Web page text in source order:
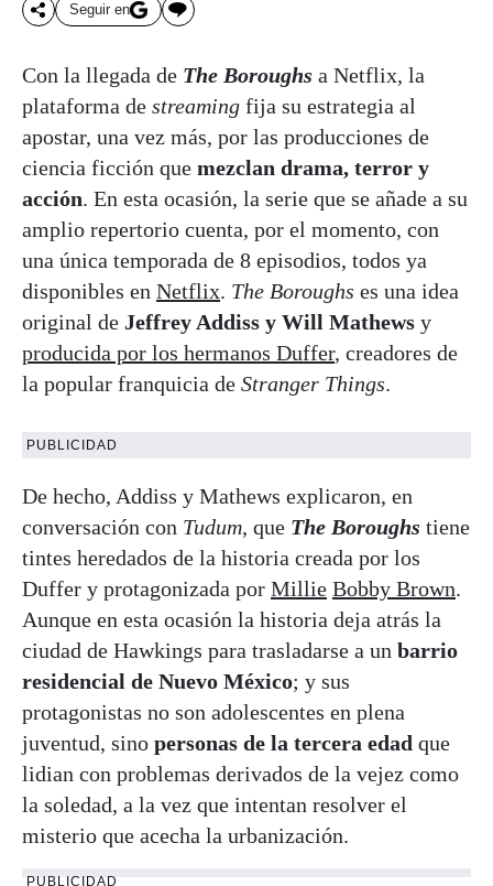
Seguir en
Con la llegada de The Boroughs a Netflix, la
plataforma de streaming fija su estrategia al
apostar, una vez más, por las producciones de
ciencia ficción que mezclan drama, terror y
acción. En esta ocasión, la serie que se añade a su
amplio repertorio cuenta, por el momento, con
una única temporada de 8 episodios, todos ya
disponibles en Netflix. The Boroughs es una idea
original de Jeffrey Addiss y Will Mathews y
producida por los hermanos Duffer, creadores de
la popular franquicia de Stranger Things.
PUBLICIDAD
De hecho, Addiss y Mathews explicaron, en
conversación con Tudum, que The Boroughs tiene
tintes heredados de la historia creada por los
Duffer y protagonizada por Millie Bobby Brown.
Aunque en esta ocasión la historia deja atrás la
ciudad de Hawkings para trasladarse a un barrio
residencial de Nuevo México; y sus
protagonistas no son adolescentes en plena
juventud, sino personas de la tercera edad que
lidian con problemas derivados de la vejez como
la soledad, a la vez que intentan resolver el
misterio que acecha la urbanización.
PUBLICIDAD